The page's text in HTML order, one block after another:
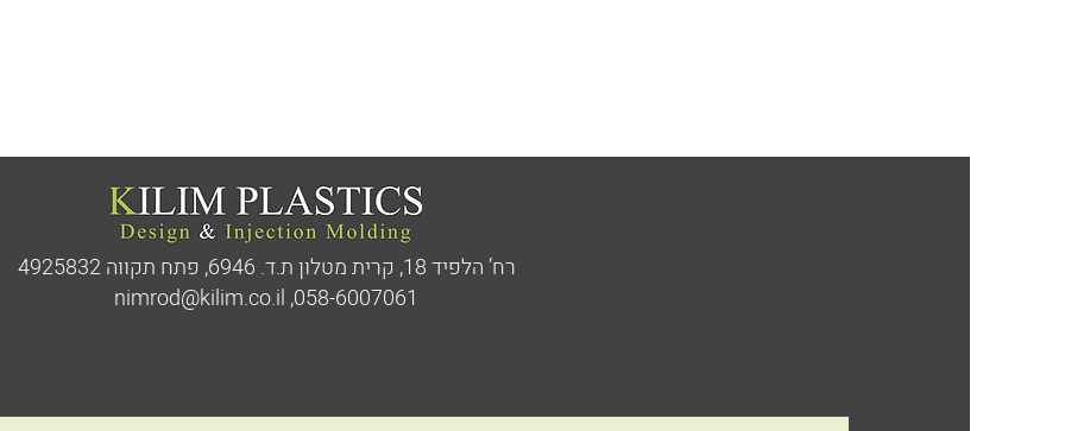
רח’ הלפיד 18, קרית מטלון ת.ד. 6946,
פתח תקווה 4925832
058-6007061
,
nimrod@kilim.co.il